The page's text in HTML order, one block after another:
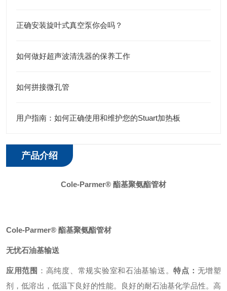
正确安装旋叶式真空泵你会吗？
如何做好超声波清洗器的保养工作
如何拼接微孔管
用户指南：如何正确使用和维护您的Stuart加热板
产品介绍
Cole-Parmer® 酯基聚氨酯管材
Cole-Parmer® 酯基聚氨酯管材
无忧石油基输送
应用范围 ：高纯度、常规实验室和石油基输送。特点： 无增塑
剂，低溶出，低温下良好的性能。良好的耐石油基化学品性。高